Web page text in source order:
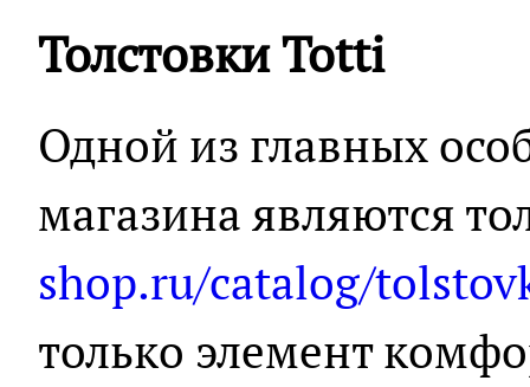
Толстовки Totti
Одной из главных
магазина являются
shop.ru/catalog/
только элемент